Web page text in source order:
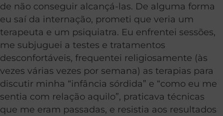
de não conseguir alcançá-las. De alguma forma
eu saí da internação, prometi que veria um
terapeuta e um psiquiatra. Eu enfrentei sessões,
me subjuguei a testes e tratamentos
desconfortáveis, frequentei religiosamente (às
vezes várias vezes por semana) as terapias para
discutir minha “infância sórdida” e “como eu me
sentia com relação aquilo”, praticava técnicas
que me eram passadas, e resistia aos resultados